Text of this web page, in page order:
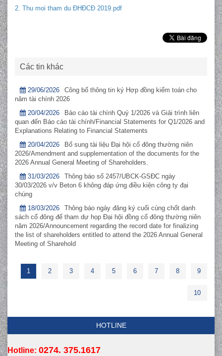
2. Thu moi tham du ĐHĐCĐ 2019.pdf
Các tin khác
29/06/2026
Công bố thông tin ký Hợp đồng kiểm toán cho
năm tài chính 2026
20/04/2026
Báo cáo tài chính Quý 1/2026 và Giải trình liên
quan đến Báo cáo tài chính/Financial Statements for Q1/2026 and
Explanations Relating to Financial Statements
20/04/2026
Bổ sung tài liệu Đại hội cổ đông thường niên
2026/Amendment and supplementation of the documents for the
2026 Annual General Meeting of Shareholders.
31/03/2026
Thông báo số 2457/UBCK-GSĐC ngày
30/03/2026 v/v Beton 6 không đáp ứng điều kiện công ty đại
chúng
18/03/2026
Thông báo ngày đăng ký cuối cùng chốt danh
sách cổ đông để tham dự họp Đại hội đồng cổ đông thường niên
năm 2026/Announcement regarding the record date for finalizing
the list of shareholders entitled to attend the 2026 Annual General
Meeting of Sharehold
1 2 3 4 5 6 7 8 9
10
HOTLINE
Hotline: 0274. 375.1617